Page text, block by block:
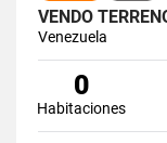
Venezuela
0
Habitaciones